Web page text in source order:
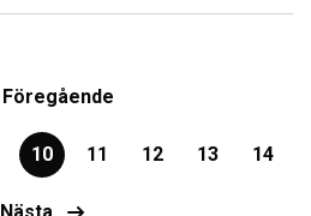
Föregående
10 11 12 13 14